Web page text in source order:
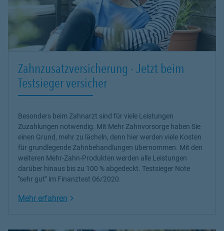
Zahnzusatzversicherung - Jetzt beim
Testsieger versicher
Besonders beim Zahnarzt sind für viele Leistungen
Zuzahlungen notwendig. Mit Mehr Zahnvorsorge haben Sie
einen Grund, mehr zu lächeln, denn hier werden viele Kosten
für grundlegende Zahnbehandlungen übernommen. Mit den
weiteren Mehr-Zahn-Produkten werden alle Leistungen
darüber hinaus bis zu 100 % abgedeckt. Testsieger Note
"sehr gut" im Finanztest 06/2020.
Mehr erfahren Link Opens in New Tab